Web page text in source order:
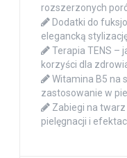
rozszerzonych
Dodatki do
elegancką
Terapia TENS –
korzyści dla
Witamina B5 na
zastosowanie w
Zabiegi na
pielęgnacji i